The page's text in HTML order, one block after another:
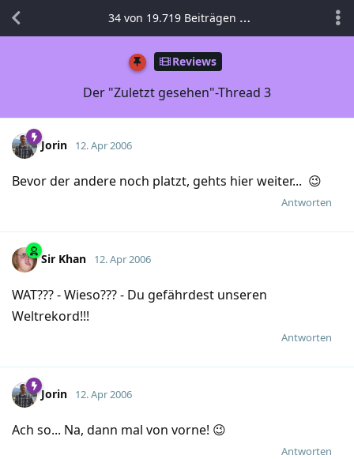
Reviews
Der "Zuletzt gesehen"-Thread 3
34 von 19.719 Beiträgen
Jorin 12. Apr 2006
Bevor der andere noch platzt, gehts hier weiter... 😉
Antworten
Sir Khan 12. Apr 2006
WAT??? - Wieso??? - Du gefährdest unseren
Weltrekord!!!
Antworten
Jorin 12. Apr 2006
Ach so... Na, dann mal von vorne! 😉
Antworten